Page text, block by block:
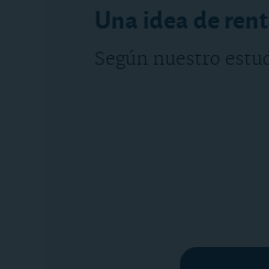
Una idea de
Según nuestro